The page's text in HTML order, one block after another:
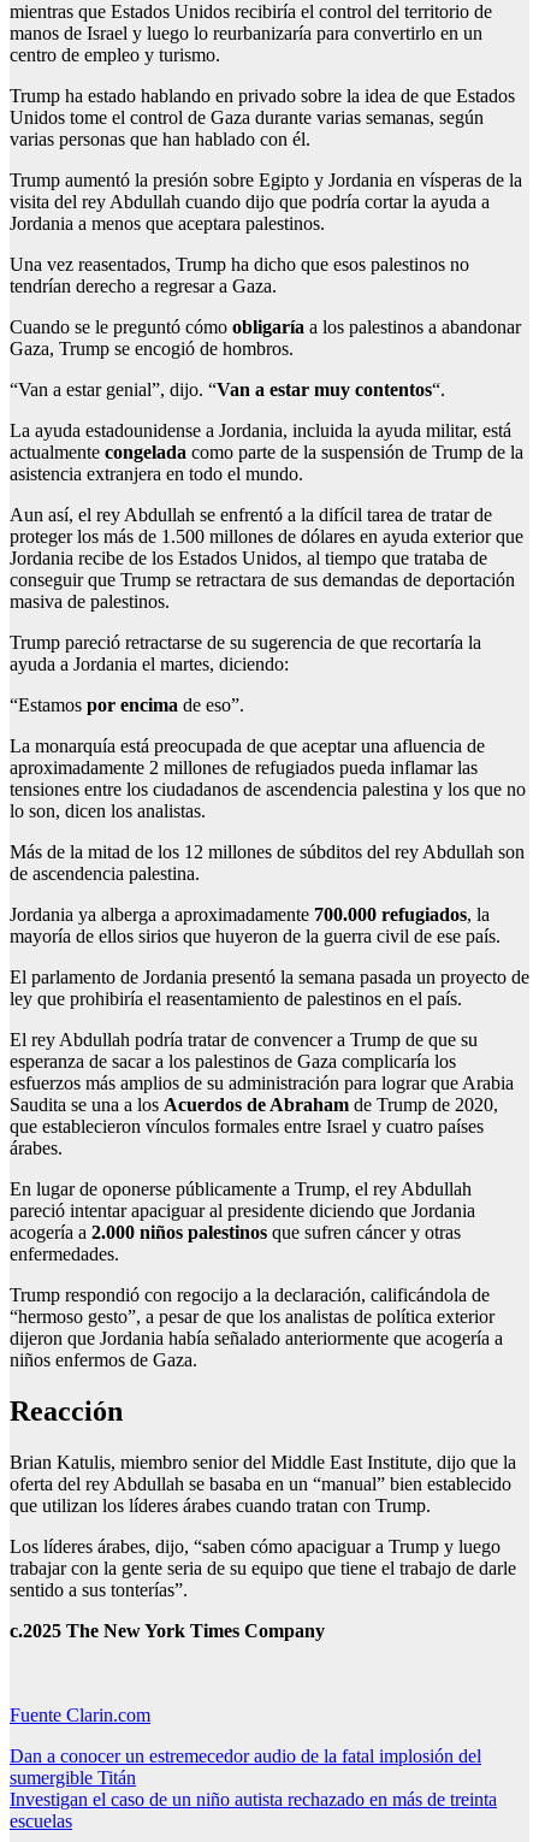
mientras que Estados Unidos recibiría el control del territorio de
manos de Israel y luego lo reurbanizaría para convertirlo en un
centro de empleo y turismo.
Trump ha estado hablando en privado sobre la idea de que Estados
Unidos tome el control de Gaza durante varias semanas, según
varias personas que han hablado con él.
Trump aumentó la presión sobre Egipto y Jordania en vísperas de la
visita del rey Abdullah cuando dijo que podría cortar la ayuda a
Jordania a menos que aceptara palestinos.
Una vez reasentados, Trump ha dicho que esos palestinos no
tendrían derecho a regresar a Gaza.
Cuando se le preguntó cómo obligaría a los palestinos a abandonar
Gaza, Trump se encogió de hombros.
“Van a estar genial”, dijo. “Van a estar muy contentos“.
La ayuda estadounidense a Jordania, incluida la ayuda militar, está
actualmente congelada como parte de la suspensión de Trump de la
asistencia extranjera en todo el mundo.
Aun así, el rey Abdullah se enfrentó a la difícil tarea de tratar de
proteger los más de 1.500 millones de dólares en ayuda exterior que
Jordania recibe de los Estados Unidos, al tiempo que trataba de
conseguir que Trump se retractara de sus demandas de deportación
masiva de palestinos.
Trump pareció retractarse de su sugerencia de que recortaría la
ayuda a Jordania el martes, diciendo:
“Estamos por encima de eso”.
La monarquía está preocupada de que aceptar una afluencia de
aproximadamente 2 millones de refugiados pueda inflamar las
tensiones entre los ciudadanos de ascendencia palestina y los que no
lo son, dicen los analistas.
Más de la mitad de los 12 millones de súbditos del rey Abdullah son
de ascendencia palestina.
Jordania ya alberga a aproximadamente 700.000 refugiados, la
mayoría de ellos sirios que huyeron de la guerra civil de ese país.
El parlamento de Jordania presentó la semana pasada un proyecto de
ley que prohibiría el reasentamiento de palestinos en el país.
El rey Abdullah podría tratar de convencer a Trump de que su
esperanza de sacar a los palestinos de Gaza complicaría los
esfuerzos más amplios de su administración para lograr que Arabia
Saudita se una a los Acuerdos de Abraham de Trump de 2020,
que establecieron vínculos formales entre Israel y cuatro países
árabes.
En lugar de oponerse públicamente a Trump, el rey Abdullah
pareció intentar apaciguar al presidente diciendo que Jordania
acogería a 2.000 niños palestinos que sufren cáncer y otras
enfermedades.
Trump respondió con regocijo a la declaración, calificándola de
“hermoso gesto”, a pesar de que los analistas de política exterior
dijeron que Jordania había señalado anteriormente que acogería a
niños enfermos de Gaza.
Reacción
Brian Katulis, miembro senior del Middle East Institute, dijo que la
oferta del rey Abdullah se basaba en un “manual” bien establecido
que utilizan los líderes árabes cuando tratan con Trump.
Los líderes árabes, dijo, “saben cómo apaciguar a Trump y luego
trabajar con la gente seria de su equipo que tiene el trabajo de darle
sentido a sus tonterías”.
c.2025 The New York Times Company
Fuente Clarin.com
Navegación
de
entradas
Dan a conocer un estremecedor audio de la fatal implosión del
sumergible Titán
Investigan el caso de un niño autista rechazado en más de treinta
escuelas